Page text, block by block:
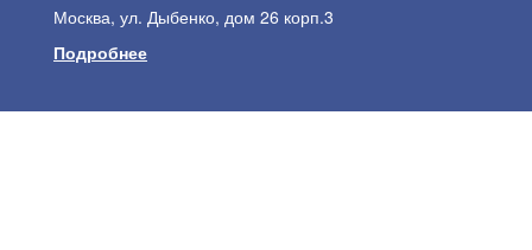
Москва, ул. Дыбенко, дом 26 корп.3
Подробнее